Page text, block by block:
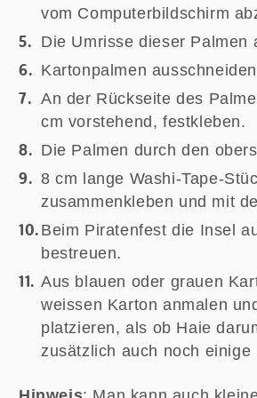
vom Computerbildschirm
Die Umrisse dieser Palmen
Kartonpalmen
An der Rückseite des
cm vorstehend, festkleben.
Die Palmen durch den
8 cm lange Washi-Tape-
zusammenkleben und mit
Beim Piratenfest die Insel
bestreuen.
Aus blauen oder grauen
weissen Karton anmalen
platzieren, als ob Haie
zusätzlich auch noch